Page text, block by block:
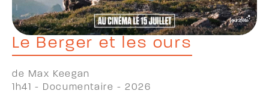
Le Berger et les ours
de Max Keegan
1h41 - Documentaire - 2026